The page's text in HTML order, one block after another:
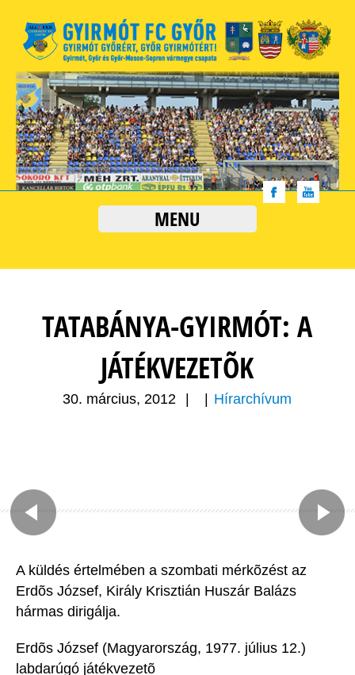
MENU
TATABÁNYA-GYIRMÓT: A
JÁTÉKVEZETÕK
30. március, 2012 Hírarchívum
A küldés értelmében a szombati mérkõzést az
Erdõs József, Király Krisztián Huszár Balázs
hármas dirigálja.
Erdõs József (Magyarország, 1977. július 12.)
labdarúgó játékvezetõ